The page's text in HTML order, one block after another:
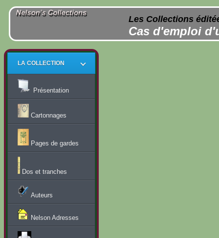
Les Collections
Cas d'emploi
LA COLLECTION
Présentation
Cartonnages
Pages de gardes
Dos et tranches
Auteurs
Nelson Adresses